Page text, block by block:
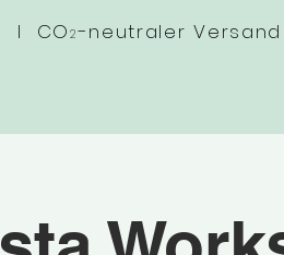
I CO2-neutraler